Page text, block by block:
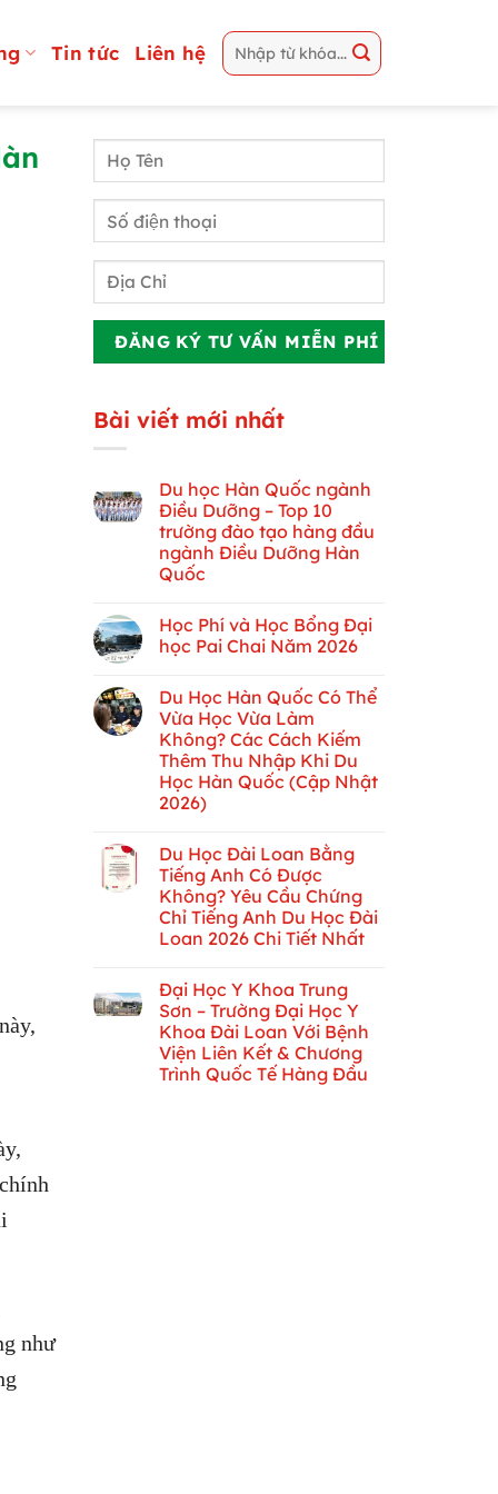
Tin tức Liên hệ
như
Bài viết mới nhất
Du học Hàn Quốc ngành
Điều Dưỡng – Top 10
trường đào tạo hàng đầu
ngành Điều Dưỡng Hàn
Quốc
Học Phí và Học Bổng Đại
học Pai Chai Năm 2026
Du Học Hàn Quốc Có Thể
Vừa Học Vừa Làm
Không? Các Cách Kiếm
Thêm Thu Nhập Khi Du
Học Hàn Quốc (Cập Nhật
2026)
Du Học Đài Loan Bằng
Tiếng Anh Có Được
Không? Yêu Cầu Chứng
Chỉ Tiếng Anh Du Học Đài
Loan 2026 Chi Tiết Nhất
Đại Học Y Khoa Trung
Sơn – Trường Đại Học Y
Khoa Đài Loan Với Bệnh
Viện Liên Kết & Chương
Trình Quốc Tế Hàng Đầu